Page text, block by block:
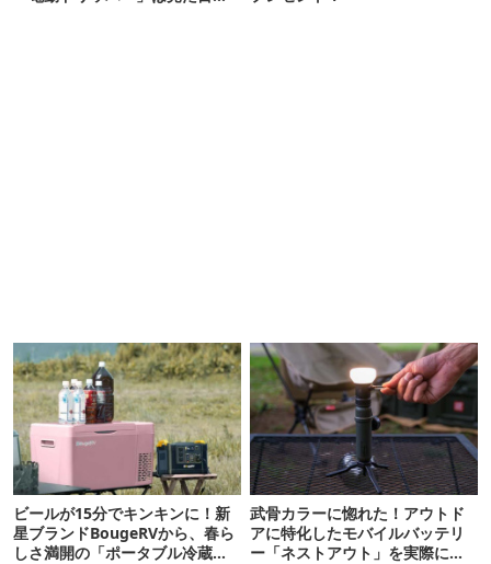
ビールが15分でキンキンに！新
星ブランドBougeRVから、春ら
しさ満開の「ポータブル冷蔵
武骨カラーに惚れた！アウトド
アに特化したモバイルバッテリ
ー「ネストアウト」を実際に使